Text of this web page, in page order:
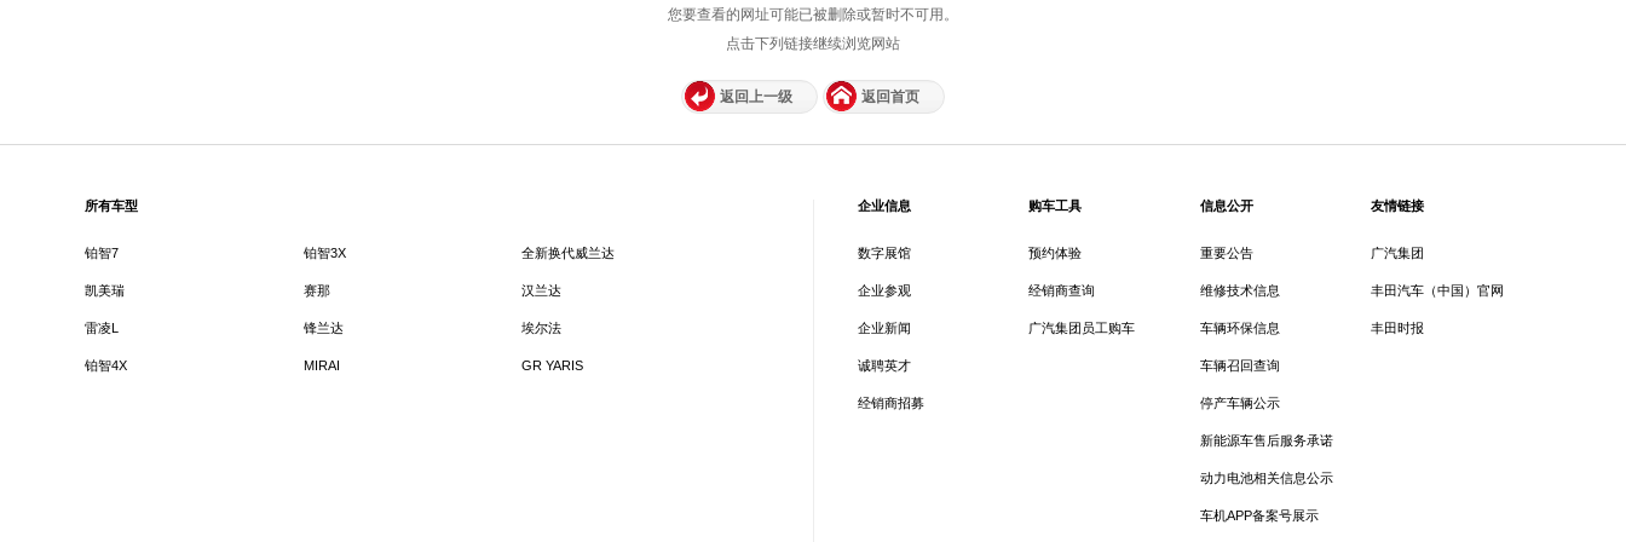
您要查看的网址可能已被删除或暂时不可用。
点击下列链接继续浏览网站
返回上一级 返回首页
所有车型
铂智7 铂智3X 全新换代威兰达
凯美瑞 赛那 汉兰达
雷凌L 锋兰达 埃尔法
铂智4X MIRAI GR YARIS
企业信息
数字展馆
企业参观
企业新闻
诚聘英才
经销商招募
购车工具
预约体验
经销商查询
广汽集团员工购车
信息公开
重要公告
维修技术信息
车辆环保信息
车辆召回查询
停产车辆公示
新能源车售后服务承诺
动力电池相关信息公示
车机APP备案号展示
友情链接
广汽集团
丰田汽车（中国）官网
丰田时报